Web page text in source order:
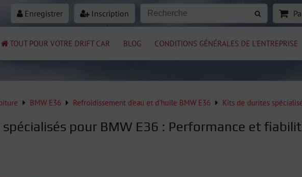
Enregistrer Inscription
TOUT POUR VOTRE DRIFT CAR BLOG CONDITIONS GÉNÉRALES DE L'ENTREPRISE
BMW E36 Refroidissement d'eau et d'huile BMW E36 Kits de durites
pour BMW E36 : Performance et